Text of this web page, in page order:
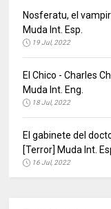
Nosferatu, el
Muda Int. Esp.
19 Jul, 2022
El Chico - Charles
Muda Int. Eng.
18 Jul, 2022
El gabinete del
[Terror] Muda Int.
16 Jul, 2022